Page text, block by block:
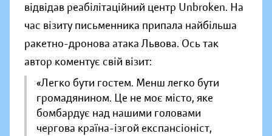
відвідав реабілітаційний центр Unbroken. На
час візиту письменника припала найбільша
ракетно-дронова атака Львова. Ось так
автор коментує свій візит:
«Легко бути гостем. Менш легко бути
громадянином. Це не моє місто, яке
бомбардує над нашими головами
чергова країна-ізгой експансіоніст,